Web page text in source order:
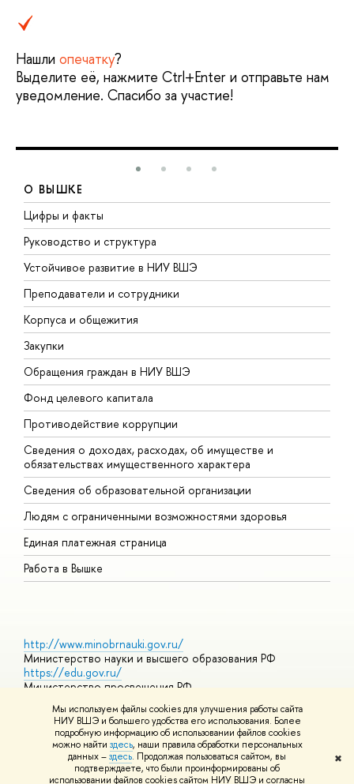
Мы используем файлы cookies для улучшения работы сайта
НИУ ВШЭ и большего удобства его использования. Более
подробную информацию об использовании файлов cookies
можно найти здесь, наши правила обработки персональных
данных –здесь. Продолжая пользоваться сайтом, вы
подтверждаете, что были проинформированы об
использовании файлов cookies сайтом НИУ ВШЭ и согласны
✖
Нашли опечатку?
Выделите её, нажмите Ctrl+Enter и отправьте нам
уведомление. Спасибо за участие!
О ВЫШКЕ
Цифры и факты
Руководство и структура
Устойчивое развитие в НИУ ВШЭ
Преподаватели и сотрудники
Корпуса и общежития
Закупки
Обращения граждан в НИУ ВШЭ
Фонд целевого капитала
Противодействие коррупции
Сведения о доходах, расходах, об имуществе и
обязательствах имущественного характера
Сведения об образовательной организации
Людям с ограниченными возможностями здоровья
Единая платежная страница
Работа в Вышке
http://www.minobrnauki.gov.ru/
Министерство науки и высшего образования РФ
https://edu.gov.ru/
Министерство просвещения РФ
Массовые открытые онлайн-курсы
© НИУ ВШЭ 1993–2026 Адреса и контактыУсловия
использования материалов Политика конфиденциальности